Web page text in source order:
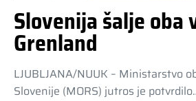
Slovenija šalje oba
Grenland
LJUBLJANA/NUUK – Ministarstvo
Slovenije (MORS) jutros je